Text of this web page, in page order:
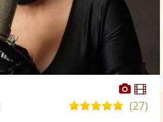
5,0(27)